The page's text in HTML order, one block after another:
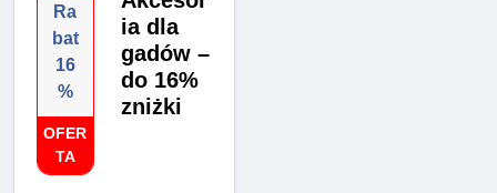
Ra
bat
16
%
OFER
TA
ia dla
gadów –
do 16%
zniżki